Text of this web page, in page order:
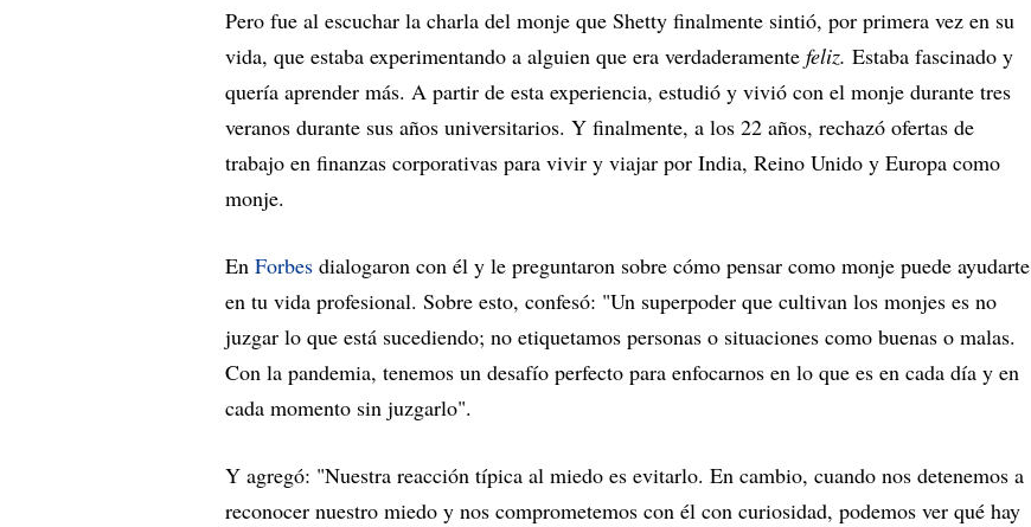
Pero fue al escuchar la charla del monje que Shetty finalmente sintió, por primera vez en su
vida, que estaba experimentando a alguien que era verdaderamente feliz. Estaba fascinado y
quería aprender más. A partir de esta experiencia, estudió y vivió con el monje durante tres
veranos durante sus años universitarios. Y finalmente, a los 22 años, rechazó ofertas de
trabajo en finanzas corporativas para vivir y viajar por India, Reino Unido y Europa como
monje.
En Forbes dialogaron con él y le preguntaron sobre cómo pensar como monje puede ayudarte
en tu vida profesional. Sobre esto, confesó: "Un superpoder que cultivan los monjes es no
juzgar lo que está sucediendo; no etiquetamos personas o situaciones como buenas o malas.
Con la pandemia, tenemos un desafío perfecto para enfocarnos en lo que es en cada día y en
cada momento sin juzgarlo".
Y agregó: "Nuestra reacción típica al miedo es evitarlo. En cambio, cuando nos detenemos a
reconocer nuestro miedo y nos comprometemos con él con curiosidad, podemos ver qué hay